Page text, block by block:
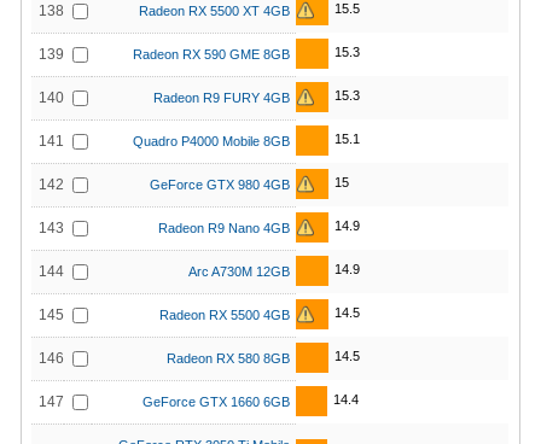
138 Radeon RX 5500 XT 4GB 15.5
139 Radeon RX 590 GME 8GB 15.3
140 Radeon R9 FURY 4GB 15.3
141 Quadro P4000 Mobile 8GB 15.1
142 GeForce GTX 980 4GB 15
143 Radeon R9 Nano 4GB 14.9
144 Arc A730M 12GB 14.9
145 Radeon RX 5500 4GB 14.5
146 Radeon RX 580 8GB 14.5
147 GeForce GTX 1660 6GB 14.4